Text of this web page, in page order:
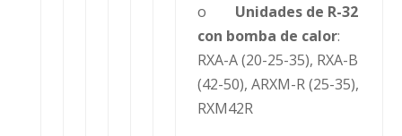
o Unidades de R-32
con bomba de calor:
RXA-A (20-25-35), RXA-B
(42-50), ARXM-R (25-35),
RXM42R